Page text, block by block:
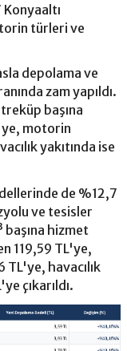
türleri ve
depolama ve
zam yapıldı.
başına
motorin
yakıtında ise
de %12,7
ve tesisler
başına hizmet
119,59 TL'ye,
havacılık
çıkarıldı.